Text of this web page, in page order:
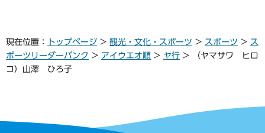
現在位置： トップページ > 観光・文化・スポーツ > スポーツ > ス
ポーツリーダーバンク > アイウエオ順 > ヤ行 > （ヤマサワ ヒロ
コ）山澤 ひろ子